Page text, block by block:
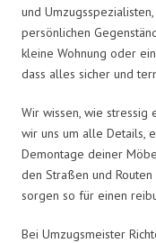
und
persönlichen
kleine Wohnung oder
dass alles sicher und
Wir wissen, wie stressig
wir uns um alle Details,
Demontage deiner
den Straßen und
sorgen so für einen
Bei Umzugsmeister